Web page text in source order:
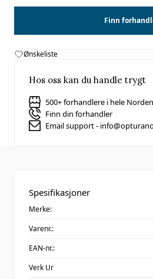
Finn
Ønskeliste
Hos oss kan du handle trygt
500+ forhandlere i hele Norden
Finn din forhandler
Email support -
Spesifikasjoner
Merke:
Varenr.:
EAN-nr.:
Verk Ur